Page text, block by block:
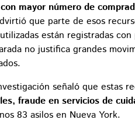
mayor número de
que parte de esos
están registradas
no justifica grandes
señaló que estas
fraude en servicios de
83 asilos en Nueva York.